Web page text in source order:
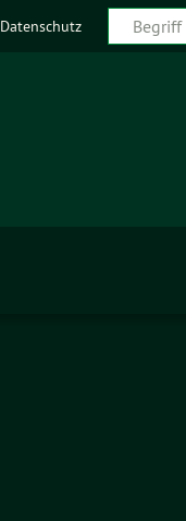
Datenschutz